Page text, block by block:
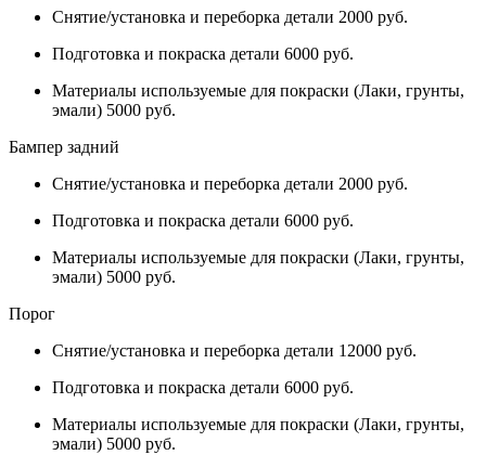
Снятие/установка и переборка детали 2000 руб.
Подготовка и покраска детали 6000 руб.
Материалы используемые для покраски (Лаки, грунты,
эмали) 5000 руб.
Бампер задний
Снятие/установка и переборка детали 2000 руб.
Подготовка и покраска детали 6000 руб.
Материалы используемые для покраски (Лаки, грунты,
эмали) 5000 руб.
Порог
Снятие/установка и переборка детали 12000 руб.
Подготовка и покраска детали 6000 руб.
Материалы используемые для покраски (Лаки, грунты,
эмали) 5000 руб.